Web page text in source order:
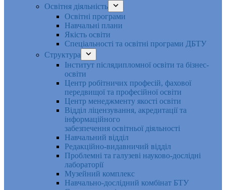
Освітня діяльність
Освітні програми
Навчальні плани
Якість освіти
Спеціальності та освітні програми ДБТУ
Структура
Інститут післядипломної освіти та бізнес-
освіти
Центр робітничих професій, фахової
передвищої та професійної освіти
Центр менеджменту якості освіти
Відділ ліцензування, акредитації та
інформаційного
забезпечення освітньої діяльності
Навчальний відділ
Редакційно-видавничий відділ
Проблемні та галузеві науково-дослідні
лабораторії
Музейний комплекс
Навчально-дослідний комбінат БТУ